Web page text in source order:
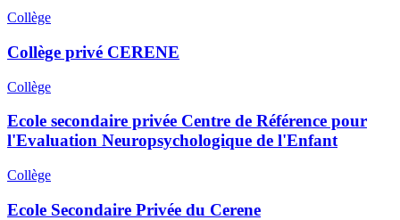
Collège
Collège privé CERENE
Collège
Ecole secondaire privée Centre de Référence pour
l'Evaluation Neuropsychologique de l'Enfant
Collège
Ecole Secondaire Privée du Cerene